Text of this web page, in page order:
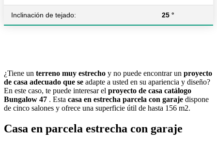
Inclinación de tejado: 25 °
¿Tiene un terreno muy estrecho y no puede encontrar un proyecto
de casa adecuado que se adapte a usted en su apariencia y diseño?
En este caso, te puede interesar el proyecto de casa catálogo
Bungalow 47 . Esta casa en estrecha parcela con garaje dispone
de cinco salones y ofrece una superficie útil de hasta 156 m2.
Casa en parcela estrecha con garaje